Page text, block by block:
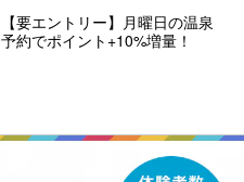
【要エントリー】月曜日の温泉
予約でポイント+10%増量！